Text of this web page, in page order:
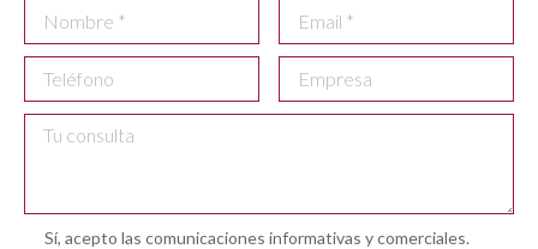
Sí, acepto las comunicaciones informativas y comerciales.